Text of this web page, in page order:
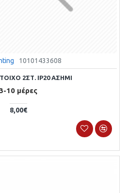
10101433608
2ΣΤ. IP20 ΑΣΗΜΙ
10 μέρες
8,00€